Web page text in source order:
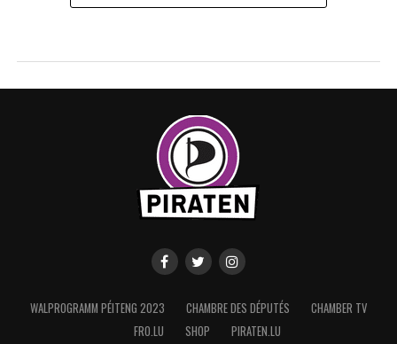
WALPROGRAMM PÉITENG 2023 CHAMBRE DES DÉPUTÉS
CHAMBER TV
FRO.LU
SHOP PIRATEN.LU